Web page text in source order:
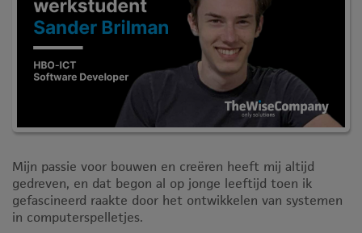
Mijn passie voor bouwen en creëren heeft mij altijd
gedreven, en dat begon al op jonge leeftijd toen ik
gefascineerd raakte door het ontwikkelen van systemen
in computerspelletjes.